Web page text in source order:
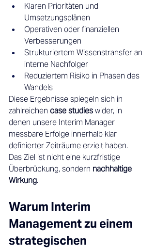
Klaren Prioritäten und
Umsetzungsplänen
Operativen oder finanziellen
Verbesserungen
Strukturiertem Wissenstransfer an
interne Nachfolger
Reduziertem Risiko in Phasen des
Wandels
Diese Ergebnisse spiegeln sich in
zahlreichen case studies wider, in
denen unsere Interim Manager
messbare Erfolge innerhalb klar
definierter Zeiträume erzielt haben.
Das Ziel ist nicht eine kurzfristige
Überbrückung, sondern nachhaltige
Wirkung.
Warum Interim
Management zu einem
strategischen